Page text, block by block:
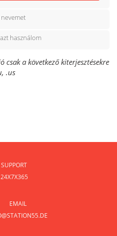
használom
csak a következő kiterjesztésekre
.us
SUPPORT
24X7X365
EMAIL